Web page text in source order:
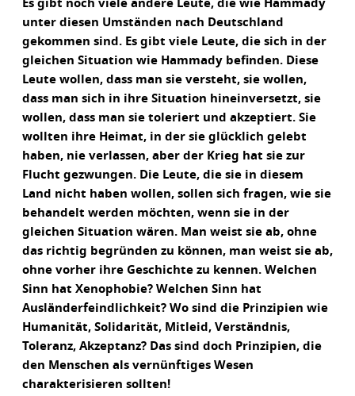
Es gibt noch viele andere Leute, die wie Hammady
unter diesen Umständen nach Deutschland
gekommen sind. Es gibt viele Leute, die sich in der
gleichen Situation wie Hammady befinden. Diese
Leute wollen, dass man sie versteht, sie wollen,
dass man sich in ihre Situation hineinversetzt, sie
wollen, dass man sie toleriert und akzeptiert. Sie
wollten ihre Heimat, in der sie glücklich gelebt
haben, nie verlassen, aber der Krieg hat sie zur
Flucht gezwungen. Die Leute, die sie in diesem
Land nicht haben wollen, sollen sich fragen, wie sie
behandelt werden möchten, wenn sie in der
gleichen Situation wären. Man weist sie ab, ohne
das richtig begründen zu können, man weist sie ab,
ohne vorher ihre Geschichte zu kennen. Welchen
Sinn hat Xenophobie? Welchen Sinn hat
Ausländerfeindlichkeit? Wo sind die Prinzipien wie
Humanität, Solidarität, Mitleid, Verständnis,
Toleranz, Akzeptanz? Das sind doch Prinzipien, die
den Menschen als vernünftiges Wesen
charakterisieren sollten!